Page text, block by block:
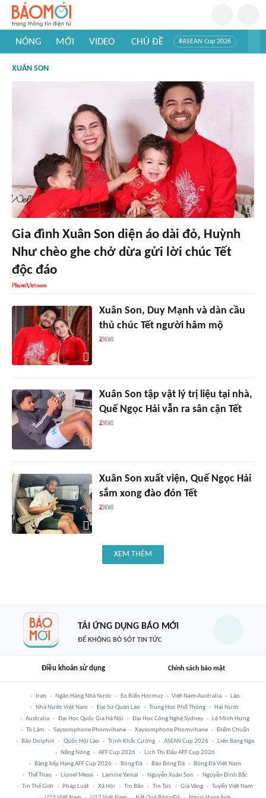
NÓNG MỚI VIDEO CHỦ ĐỀ #ASEAN Cup 2026
#Khám phá Việt Nam
XUÂN SON
Gia đình Xuân Son diện áo dài đỏ, Huỳnh
Như chèo ghe chở dừa gửi lời chúc Tết
độc đáo
Xuân Son, Duy Mạnh và dàn cầu
thủ chúc Tết người hâm mộ
Xuân Son tập vật lý trị liệu tại nhà,
Quế Ngọc Hải vẫn ra sân cận Tết
Xuân Son xuất viện, Quế Ngọc Hải
sắm xong đào đón Tết
XEM THÊM
TẢI ỨNG DỤNG BÁO MỚI
ĐỂ KHÔNG BỎ SÓT TIN TỨC
Điều khoản sử dụng Chính sách bảo mật
Iran Ngân Hàng Nhà Nước Eo Biển Hormuz Việt Nam-Australia
Lào
Nhà Nước Việt Nam
Đại Sứ Quán Lào Trung Học Phổ Thông
Hai Nước
Australia
Đại Học Quốc Gia Hà Nội Đại Học Công Nghệ Sydney
Lê Minh Hưng
Tô Lâm
Saysomphone Phomvihane Xaysomphone Phomvihane
Điểm Chuẩn
Bão Dolphin
Quốc Hội Lào Trịnh Khắc Cường ASEAN Cup 2026
Liên Bang Nga
Nắng Nóng
AFF Cup 2026
Lịch Thi Đấu AFF Cup 2026
Bảng Xếp Hạng AFF Cup 2026
Bóng Đá Báo Bóng Đá
Bóng Đá Việt Nam
Thể Thao
Lionel Messi Lamine Yamal Nguyễn Xuân Son
Nguyễn Đình Bắc
Tin Thế Giới
Pháp Luật Xã Hội Tin Bão Tin Tức Giá Vàng
Tuyển Việt Nam